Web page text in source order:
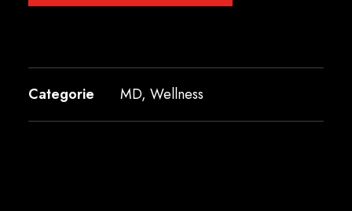
Categorie MD, Wellness